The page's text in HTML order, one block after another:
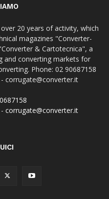
20 years of activity, which
magazines "Converter-
& Cartotecnica", a
and converting markets for
Phone: 02 90687158
corrugate@converter.it
- corrugate@converter.it